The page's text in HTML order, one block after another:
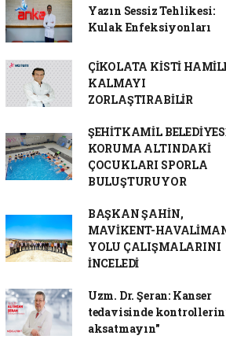
Yazın Sessiz Tehlikesi:
Kulak Enfeksiyonları
ÇİKOLATA KİSTİ
KALMAYI
ZORLAŞTIRABİLİR
ŞEHİTKAMİL
KORUMA ALTINDAKİ
ÇOCUKLARI SPORLA
BULUŞTURUYOR
BAŞKAN ŞAHİN,
MAVİKENT-
YOLU ÇALIŞMALARINI
İNCELEDİ
Uzm. Dr. Şeran: Kanser
tedavisinde
aksatmayın"